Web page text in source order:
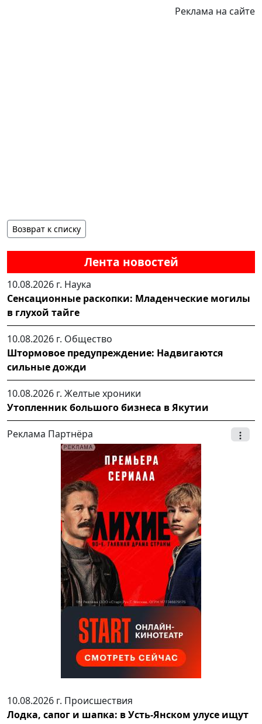
Лента новостей
10.08.2026 г. Наука
Сенсационные раскопки: Младенческие могилы
в глухой тайге
10.08.2026 г. Общество
Штормовое предупреждение: Надвигаются
сильные дожди
10.08.2026 г. Желтые хроники
Утопленник большого бизнеса в Якутии
Реклама Партнёра
10.08.2026 г. Происшествия
Лодка, сапог и шапка: в Усть-Янском улусе ищут
Реклама на сайте
Возврат к списку